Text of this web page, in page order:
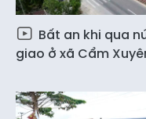
Bất an khi qua
giao ở xã Cẩm